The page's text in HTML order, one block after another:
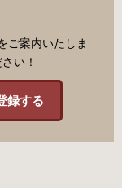
ご案内いたしま
い！
録する